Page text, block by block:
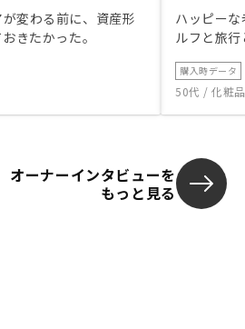
変わる前に、資産形
きたかった。
ハッピー
ルフと旅
購入時データ
50代 / 化粧
オーナーインタビューを
もっと見る